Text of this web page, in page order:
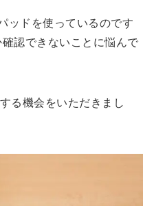
ッドを使っているのです
認できないことに悩んで
る機会をいただきまし